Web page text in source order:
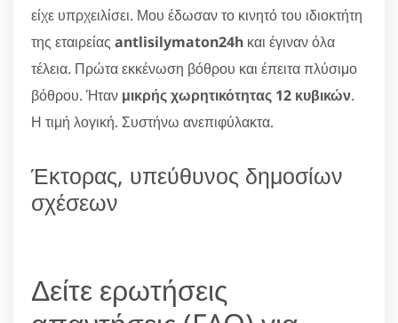
είχε υπρχειλίσει. Μου έδωσαν το κινητό του ιδιοκτήτη
της εταιρείας antlisilymaton24h και έγιναν όλα
τέλεια. Πρώτα εκκένωση βόθρου και έπειτα πλύσιμο
βόθρου. Ήταν μικρής χωρητικότητας 12 κυβικών.
Η τιμή λογική. Συστήνω ανεπιφύλακτα.
Έκτορας, υπεύθυνος δημοσίων
σχέσεων
Δείτε ερωτήσεις